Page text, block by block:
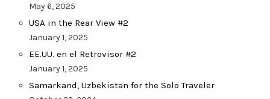
May 6, 2025
USA in the Rear View #2
January 1, 2025
EE.UU. en el Retrovisor #2
January 1, 2025
Samarkand, Uzbekistan for the Solo Traveler